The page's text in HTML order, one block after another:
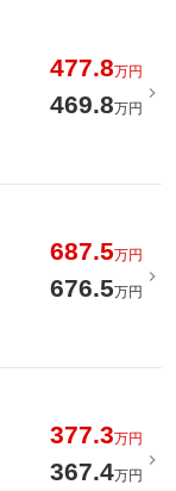
477.8万円
469.8万円
687.5万円
676.5万円
377.3万円
367.4万円